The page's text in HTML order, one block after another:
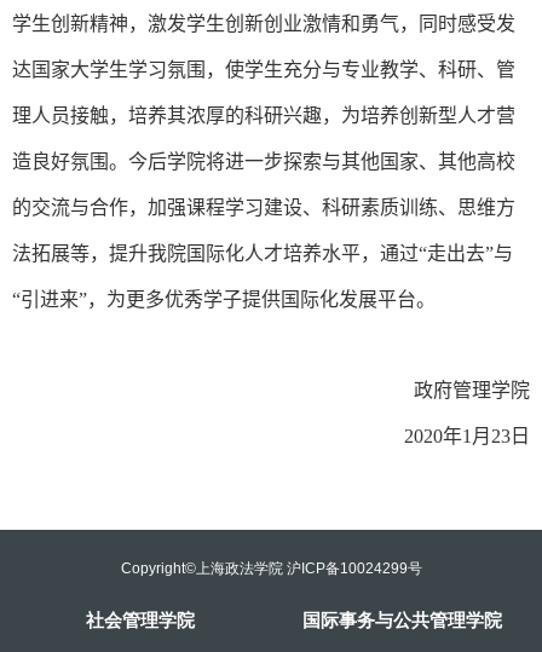
学生创新精神，激发学生创新创业激情和勇气，同时感受发
达国家大学生学习氛围，使学生充分与专业教学、科研、管
理人员接触，培养其浓厚的科研兴趣，为培养创新型人才营
造良好氛围。今后学院将进一步探索与其他国家、其他高校
的交流与合作，加强课程学习建设、科研素质训练、思维方
法拓展等，提升我院国际化人才培养水平，通过“走出去”与
“引进来”，为更多优秀学子提供国际化发展平台。
政府管理学院
2020年1 月 23 日
Copyright©上海政法学院 沪ICP备10024299号
社会管理学院 国际事务与公共管理学院